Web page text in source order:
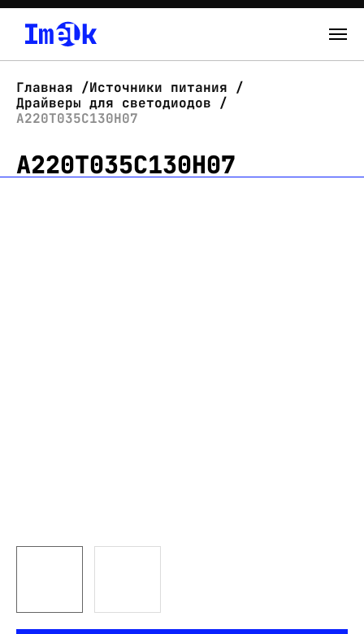
О нас
Новости
Главная
Источники питания
Драйверы для светодиодов
А220Т035С130Н07
А220Т035С130Н07